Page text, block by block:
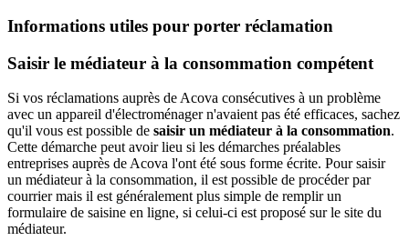
Informations utiles pour porter réclamation
Saisir le médiateur à la consommation compétent
Si vos réclamations auprès de Acova consécutives à un problème
avec un appareil d'électroménager n'avaient pas été efficaces, sachez
qu'il vous est possible de saisir un médiateur à la consommation.
Cette démarche peut avoir lieu si les démarches préalables
entreprises auprès de Acova l'ont été sous forme écrite. Pour saisir
un médiateur à la consommation, il est possible de procéder par
courrier mais il est généralement plus simple de remplir un
formulaire de saisine en ligne, si celui-ci est proposé sur le site du
médiateur.